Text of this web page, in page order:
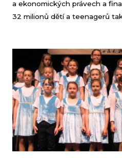
a ekonomických právech a
32 milionů dětí a teenagerů